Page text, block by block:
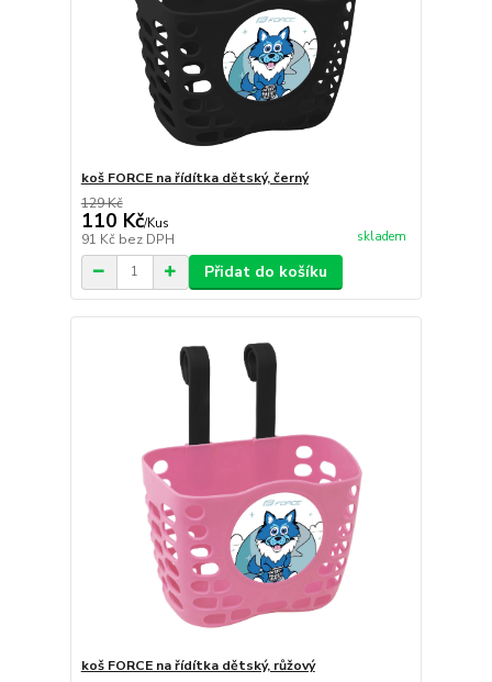
koš FORCE na řídítka dětský, černý
129 Kč
110 Kč/Kus
91 Kč bez DPH skladem
Přidat do košíku
koš FORCE na řídítka dětský, růžový